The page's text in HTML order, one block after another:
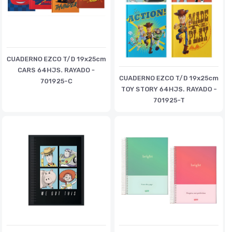
CUADERNO EZCO T/D 19x25cm
CARS 64HJS. RAYADO -
701925-C
CUADERNO EZCO T/D 19x25cm
TOY STORY 64HJS. RAYADO -
701925-T